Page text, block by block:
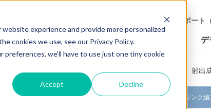
experience and provide more personalized
cookies we use, see our Privacy Policy.
we'll have to use just one tiny cookie
Accept Decline
改善事例 技術・製品情報 トータルリンク デ
製品サポート
射出
まだまだ減らせます！工場見学のお客様に学んだこと（トータルリンク編